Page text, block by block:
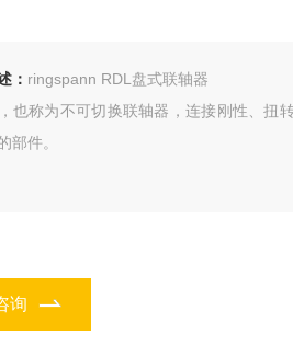
：
ringspann RDL盘式联轴器
也称为不可切换联轴器，连接刚性、扭
部件。
询